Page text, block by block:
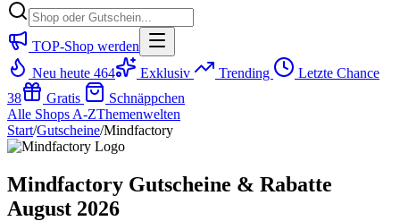
TOP-Shop werden
Neu heute 464 Exklusiv Trending
Letzte Chance
38
Gratis
Schnäppchen
Alle Shops A-ZThemenwelten
Start/Gutscheine/Mindfactory
Mindfactory Gutscheine & Rabatte
August 2026